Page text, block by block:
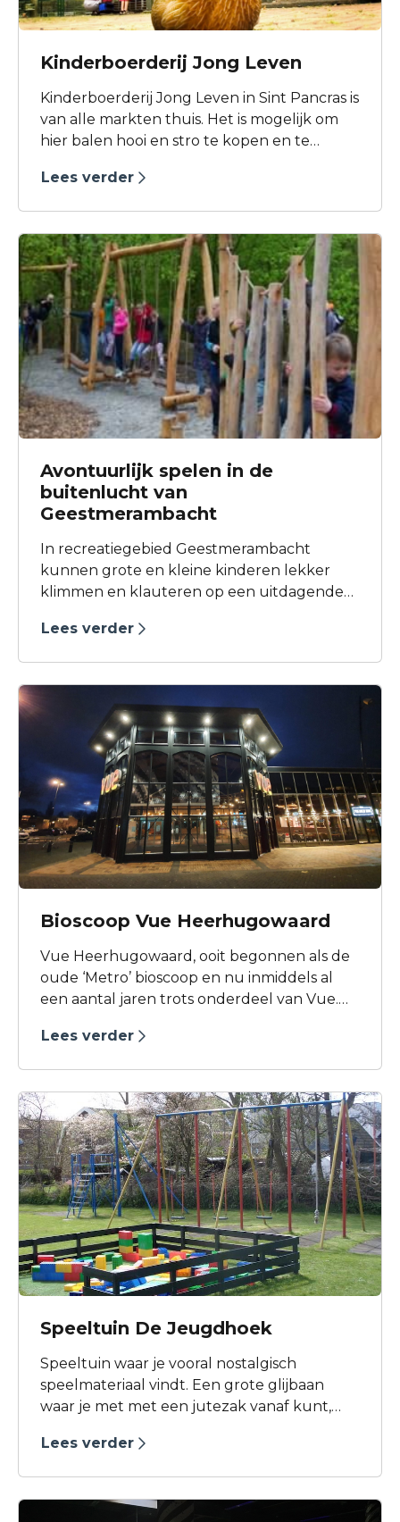
Kinderboerderij Jong Leven
Kinderboerderij Jong Leven in Sint Pancras is
van alle markten thuis. Het is mogelijk om
hier balen hooi en stro te kopen en te
zelfs mogelijk om een cavia of konijn mee
Lees verder
Avontuurlijk spelen in de
buitenlucht van
Geestmerambacht
In recreatiegebied Geestmerambacht
kunnen grote en kleine kinderen lekker
klimmen en klauteren op een uitdagende
low-budget verjaardagsfeestje of een
Lees verder
Bioscoop Vue Heerhugowaard
Vue Heerhugowaard, ooit begonnen als de
oude ‘Metro’ bioscoop en nu inmiddels al
een aantal jaren trots onderdeel van Vue.
van Heerhugowaard, het grote overdekte
bioscoop onmisbaar geworden voor de
Heerhugowaarder en omstreken. Daarnaast
beschikken we over onze alom bekende
bar, dit maakt onze bioscoop des te
aantrekkelijker voor onze bezoekers:
voldoende zitruimte om op je gemak vooraf
en natuurlijk achteraf te genieten van een
lekker drankje.
Lees verder
Speeltuin De Jeugdhoek
Speeltuin waar je vooral nostalgisch
speelmateriaal vindt. Een grote glijbaan
waar je met met een jutezak vanaf kunt,
Lees verder